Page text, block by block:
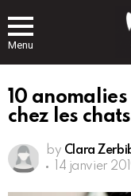
Menu
10
chez les chats
by Clara
14 janvier